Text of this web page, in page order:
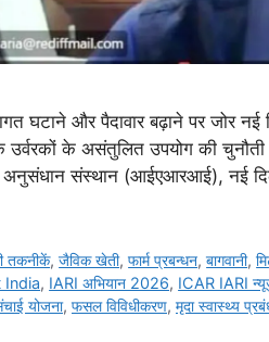
घटाने और पैदावार बढ़ाने पर जोर
उर्वरकों के असंतुलित उपयोग की
अनुसंधान संस्थान (आईएआरआई), नई
तकनीकें,जैविक खेती,फार्म प्रबन्धन,बागवानी,
India, IARI अभियान 2026, ICAR IARI
योजना, फसल विविधीकरण, मृदा स्वास्थ्य